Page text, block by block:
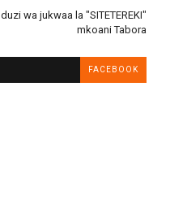
wa jukwaa la "SITETEREKI"
mkoani Tabora
FACEBOOK